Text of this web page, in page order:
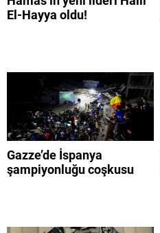
El-Hayya oldu!
Gazze’de İspanya
şampiyonluğu coşkusu